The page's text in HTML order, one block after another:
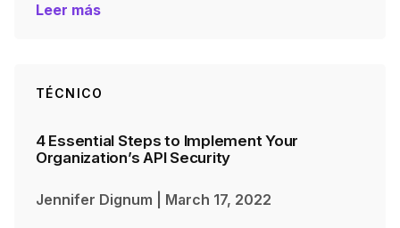
Leer más
TÉCNICO
4 Essential Steps to Implement Your
Organization’s API Security
Jennifer Dignum March 17, 2022